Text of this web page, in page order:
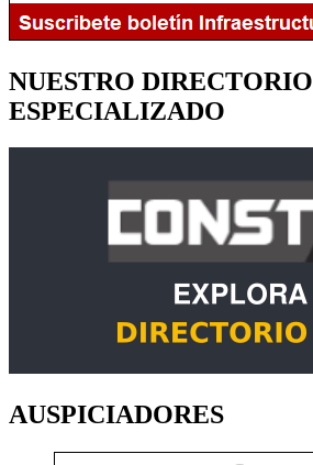
NUESTRO DIRECTORIO
ESPECIALIZADO
AUSPICIADORES